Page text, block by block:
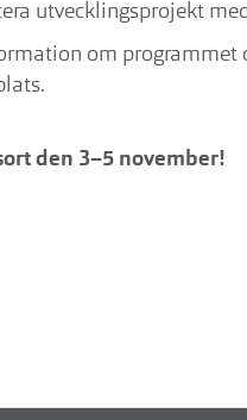
utvecklingsprojekt
om programmet
den 3–5 november!